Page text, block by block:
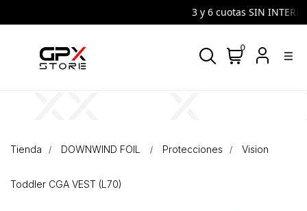
3 y 6 cuotas SIN
density_medium
0
Tienda DOWNWIND FOIL Protecciones Vision
Toddler CGA VEST (L70)